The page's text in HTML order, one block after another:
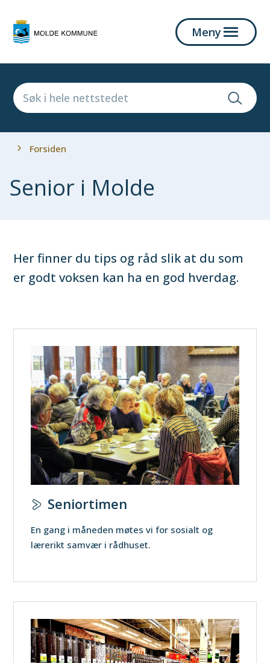
kommune
Meny
Du
Forsiden
Senior i Molde
Her finner du tips og råd slik at du som
er godt voksen kan ha en god hverdag.
Seniortimen
En gang i måneden møtes vi for sosialt og
lærerikt samvær i rådhuset.